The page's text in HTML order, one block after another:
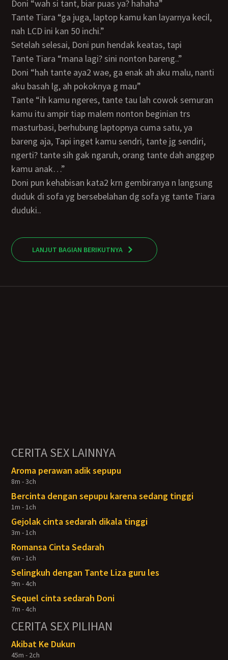
Doni “wah si tant, biar puas ya? hahaha”
Tante Tiara “ga juga, laptop kamu kan layarnya kecil,
nah LCD ini kan 50 inchi.”
Setelah selesai, Doni pun hendak keatas, tapi
Tante Tiara “mana lagi? sini nonton bareng..”
Doni “hah tante aya2 wae, ga enak ah aku malu, nanti
aku basah lg, ah pokoknya g mau”
Tante “ih kamu ngeres, tante tau lah cowok semuran
kamu itu ampir tiap malem nonton beginian trs
masturbasi, berhubung laptopnya cuma satu, ya
bareng aja, Tapi inget kamu sendri, tante jg sendiri,
ngerti? tante sih gak ngaruh, orang tante dah anggep
kamu anak…”
Doni pun kehabisan kata2 krn gembiranya n langsung
duduk di sofa yg bersebelahan dg sofa yg tante Tiara
duduki..
LANJUT BAGIAN BERIKUTNYA
CERITA SEX LAINNYA
Aroma perawan adik sepupu
8m - 3ch
Bercinta dengan sepupu karena sedang tinggi
1m - 1ch
Gejolak cinta sedarah dikala tinggi
3m - 1ch
Romansa Cinta Sedarah
6m - 1ch
Selingkuh dengan Tante Liza guru les
9m - 4ch
Sequel cinta sedarah Doni
7m - 4ch
CERITA SEX PILIHAN
Akibat Ke Dukun
45m - 2ch